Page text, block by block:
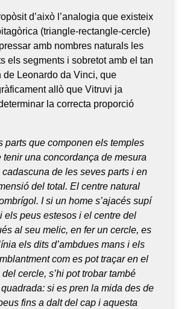
d’això l’analogia que existeix
(triangle-rectangle-cercle)
amb nombres naturals les
els segments i sobretot amb el tan
de Leonardo da Vinci, que
allò que Vitruvi ja
la correcta proporció
parts que componen els temples
tenir una concordança de mesura
de les seves parts i en
del total. El centre natural
I si un home s’ajacés supí
els peus estesos i el centre del
al seu melic, en fer un cercle, es
els dits d’ambdues mans i els
com es pot traçar en el
cercle, s’hi pot trobar també
si es pren la mida des de
fins a dalt del cap i aquesta